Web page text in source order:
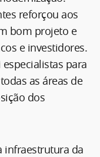
reforçou aos
bom projeto e
e investidores.
para
as áreas de
dos
infraestrutura da